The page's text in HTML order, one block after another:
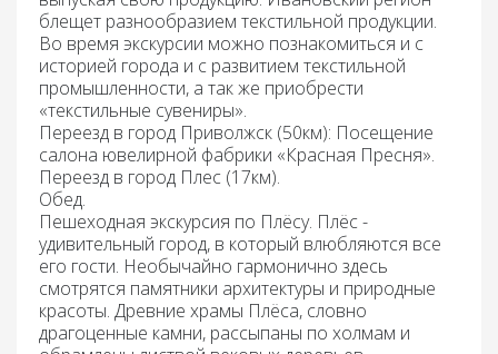
блещет разнообразием текстильной продукции.
Во время экскурсии можно познакомиться и с
историей города и с развитием текстильной
промышленности, а так же приобрести
«текстильные сувениры».
Переезд в город Приволжск (50км): Посещение
салона ювелирной фабрики «Красная Пресня».
Переезд в город Плес (17км).
Обед.
Пешеходная экскурсия по Плёсу. Плёс -
удивительный город, в который влюбляются все
его гости. Необычайно гармонично здесь
смотрятся памятники архитектуры и природные
красоты. Древние храмы Плёса, словно
драгоценные камни, рассыпаны по холмам и